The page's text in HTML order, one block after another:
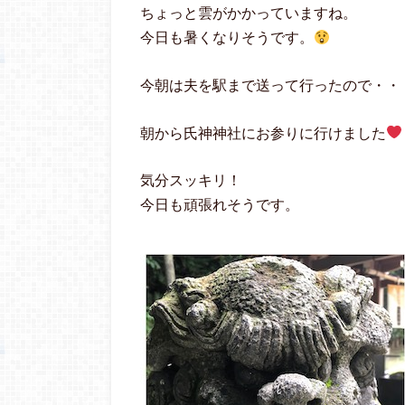
ちょっと雲がかかっていますね。
今日も暑くなりそうです。
今朝は夫を駅まで送って行ったので・・
朝から氏神神社にお参りに行けました
気分スッキリ！
今日も頑張れそうです。